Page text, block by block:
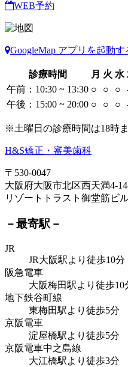
WEB予約
GoogleMap アプリを起動す
診療時間 月 火 水
午前：10:30 ~ 13:30 ○ ○ ○
午後：15:00 ~ 20:00 ○ ○ ○
※土曜日の診療時間は18時
H&S矯正・審美歯科
〒530-0047
大阪府大阪市北区西天満4-
リゾートトラスト御堂筋ビ
－最寄駅－
JR
JR大阪駅より 徒歩10分
阪急電車
大阪梅田駅より 徒歩10
地下鉄谷町線
東梅田駅より 徒歩5分
京阪電車
淀屋橋駅より 徒歩5分
京阪電車中之島線
大江橋駅より 徒歩3分